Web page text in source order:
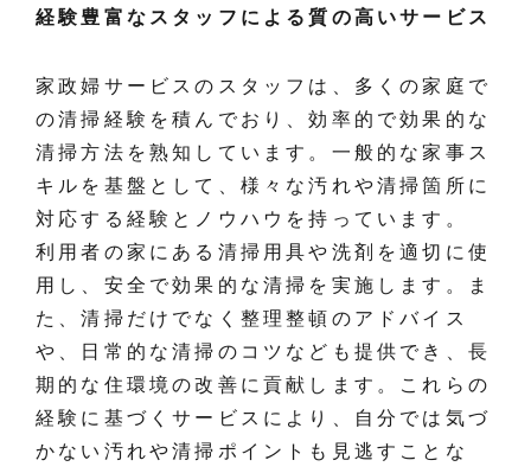
経験豊富なスタッフによる質の高いサービス
家政婦サービスのスタッフは、多くの家庭で
の清掃経験を積んでおり、効率的で効果的な
清掃方法を熟知しています。一般的な家事ス
キルを基盤として、様々な汚れや清掃箇所に
対応する経験とノウハウを持っています。
利用者の家にある清掃用具や洗剤を適切に使
用し、安全で効果的な清掃を実施します。ま
た、清掃だけでなく整理整頓のアドバイス
や、日常的な清掃のコツなども提供でき、長
期的な住環境の改善に貢献します。これらの
経験に基づくサービスにより、自分では気づ
かない汚れや清掃ポイントも見逃すことな